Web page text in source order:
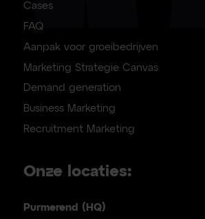
Cases
FAQ
Aanpak voor groeibedrijven
Marketing Strategie Canvas
Demand generation
Business Marketing
Recruitment Marketing
Onze locaties:
Purmerend (HQ)